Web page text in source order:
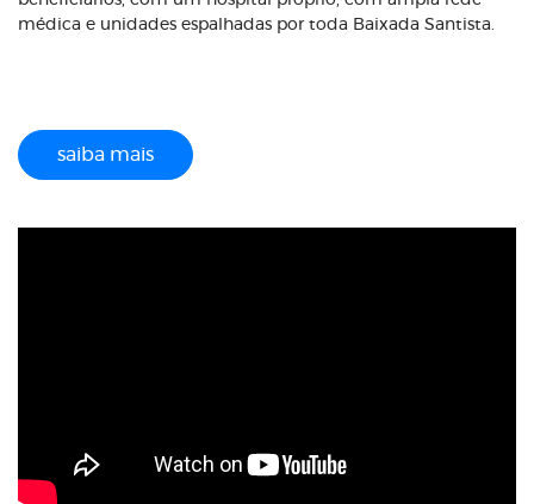
médica e unidades espalhadas por toda Baixada Santista.
saiba mais